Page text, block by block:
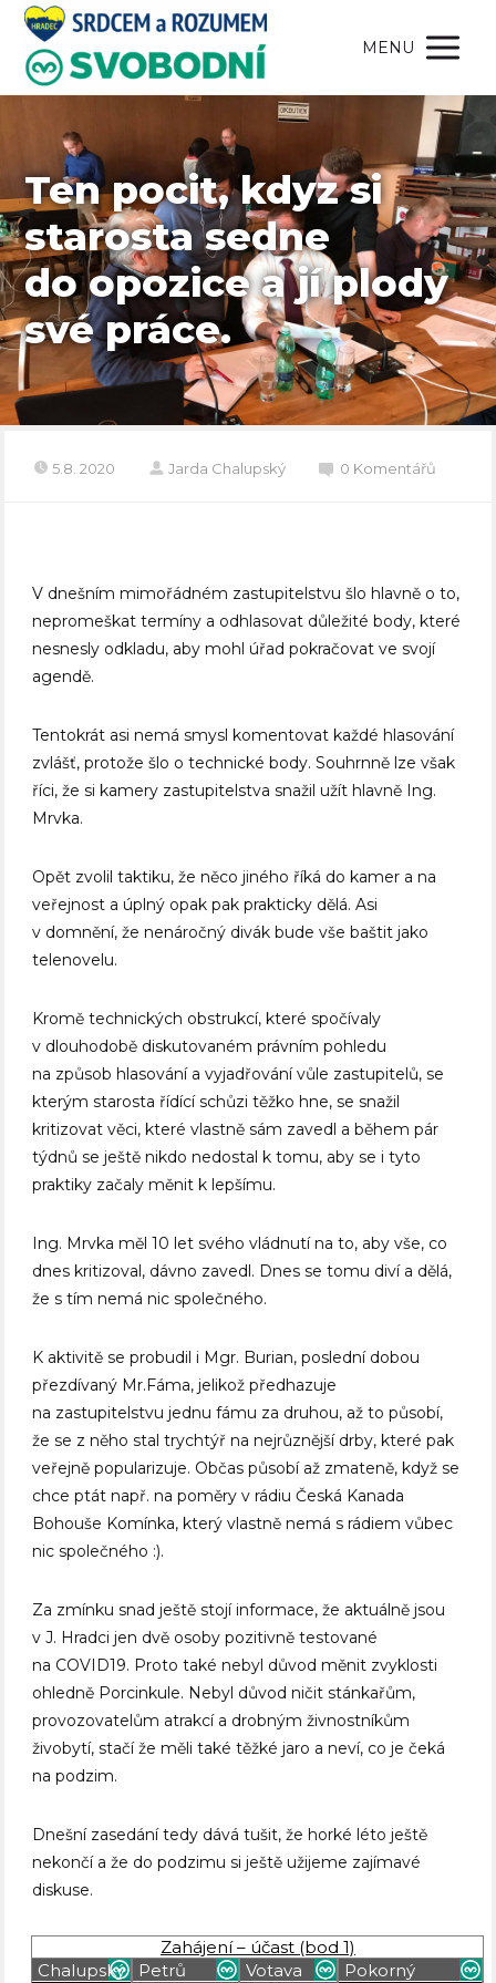
MENU
Ten pocit, kdyz si
starosta sedne
do opozice a jí plody
své práce.
5.8. 2020 Jarda Chalupský 0 Komentářů
V dnešním mimořádném zastupitelstvu šlo hlavně o to,
nepromeškat termíny a odhlasovat důležité body, které
nesnesly odkladu, aby mohl úřad pokračovat ve svojí
agendě.
Tentokrát asi nemá smysl komentovat každé hlasování
zvlášť, protože šlo o technické body. Souhrnně lze však
říci, že si kamery zastupitelstva snažil užít hlavně Ing.
Mrvka.
Opět zvolil taktiku, že něco jiného říká do kamer a na
veřejnost a úplný opak pak prakticky dělá. Asi
v domnění, že nenáročný divák bude vše baštit jako
telenovelu.
Kromě technických obstrukcí, které spočívaly
v dlouhodobě diskutovaném právním pohledu
na způsob hlasování a vyjadřování vůle zastupitelů, se
kterým starosta řídící schůzi těžko hne, se snažil
kritizovat věci, které vlastně sám zavedl a během pár
týdnů se ještě nikdo nedostal k tomu, aby se i tyto
praktiky začaly měnit k lepšímu.
Ing. Mrvka měl 10 let svého vládnutí na to, aby vše, co
dnes kritizoval, dávno zavedl. Dnes se tomu diví a dělá,
že s tím nemá nic společného.
K aktivitě se probudil i Mgr. Burian, poslední dobou
přezdívaný Mr.Fáma, jelikož předhazuje
na zastupitelstvu jednu fámu za druhou, až to působí,
že se z něho stal trychtýř na nejrůznější drby, které pak
veřejně popularizuje. Občas působí až zmateně, když se
chce ptát např. na poměry v rádiu Česká Kanada
Bohouše Komínka, který vlastně nemá s rádiem vůbec
nic společného :).
Za zmínku snad ještě stojí informace, že aktuálně jsou
v J. Hradci jen dvě osoby pozitivně testované
na COVID19. Proto také nebyl důvod měnit zvyklosti
ohledně Porcinkule. Nebyl důvod ničit stánkařům,
provozovatelům atrakcí a drobným živnostníkům
živobytí, stačí že měli také těžké jaro a neví, co je čeká
na podzim.
Dnešní zasedání tedy dává tušit, že horké léto ještě
nekončí a že do podzimu si ještě užijeme zajímavé
diskuse.
Zahájení – účast (bod 1)
Chalupský
Petrů Votava
Pokorný